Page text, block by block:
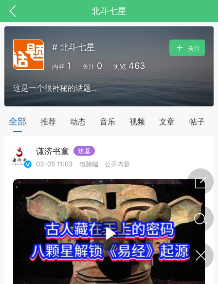
北斗七星
，华夏中医人：家门口的中医人！
节气气象
·特急预警】关
节返乡期间“闪
# 北斗七星
内容 1 关注 0 浏览 463
关注
这是一个很神秘的话题...
全部 推荐 动态 音乐 视频 文章 帖子
谦济书童
筑基
03-05 11:03
电脑端 公开内容